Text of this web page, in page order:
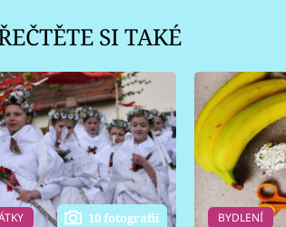
SI TAKÉ
10 fotografií BYDLENÍ